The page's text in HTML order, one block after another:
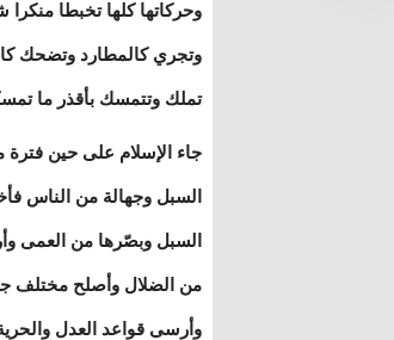
وحركاتها كلها تخبطا منكرا
وتجري كالمطارد وتضحك
تملك وتتمسك بأقذر ما
جاء الإسلام على حين
السبل وجهالة من الناس
السبل وبصّرها من العمى
من الضلال وأصلح مختلف
وأرسى قواعد العدل